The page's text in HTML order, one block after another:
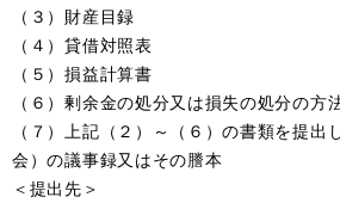
（３）財産目録
（４）貸借対照表
（５）損益計算書
（６）剰余金の処分又は損失の処分の方
（７）上記（２）～（６）の書類を提出
会）の議事録又はその謄本
＜提出先＞